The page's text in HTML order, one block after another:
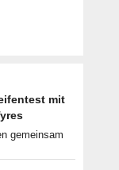
mit
gemeinsam